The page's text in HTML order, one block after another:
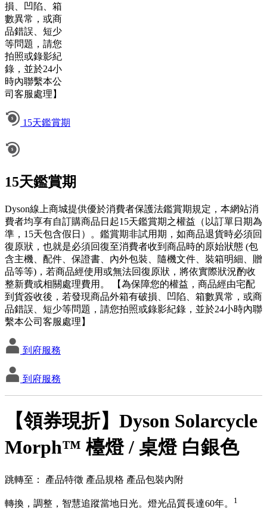
損、凹陷、箱
數異常，或商
品錯誤、短少
等問題，請您
拍照或錄影紀
錄，並於24小
時內聯繫本公
司客服處理】
15天鑑賞期
15天鑑賞期
Dyson線上商城提供優於消費者保護法鑑賞期規定，本網站消
費者均享有自訂購商品日起15天鑑賞期之權益（以訂單日期為
準，15天包含假日）。鑑賞期非試用期，如商品退貨時必須回
復原狀，也就是必須回復至消費者收到商品時的原始狀態 (包
含主機、配件、保證書、內外包裝、隨機文件、裝箱明細、贈
品等等)，若商品經使用或無法回復原狀，將依實際狀況酌收
整新費或相關處理費用。 【為保障您的權益，商品經由宅配
到貨簽收後，若發現商品外箱有破損、凹陷、箱數異常，或商
品錯誤、短少等問題，請您拍照或錄影紀錄，並於24小時內聯
繫本公司客服處理】
到府服務
到府服務
【領券現折】Dyson Solarcycle
Morph™ 檯燈 / 桌燈 白銀色
跳轉至： 產品特徵 產品規格 產品包裝內附
轉換，調整，智慧追蹤當地日光。燈光品質長達60年。 1